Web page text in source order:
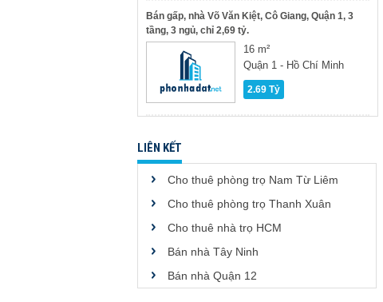
Bán gấp, nhà Võ Văn Kiệt, Cô Giang, Quận 1, 3
tầng, 3 ngủ, chỉ 2,69 tỷ.
16 m²
Quận 1 - Hồ Chí Minh
2.69 Tỷ
LIÊN KẾT
Cho thuê phòng trọ Nam Từ Liêm
Cho thuê phòng trọ Thanh Xuân
Cho thuê nhà trọ HCM
Bán nhà Tây Ninh
Bán nhà Quận 12